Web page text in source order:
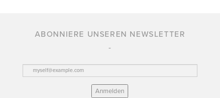
ABONNIERE UNSEREN NEWSLETTER
Anmelden